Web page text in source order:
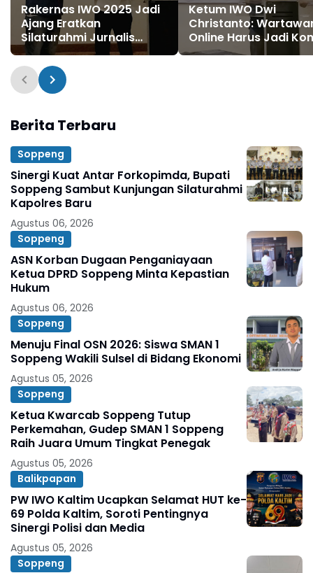
Rakernas IWO 2025 Jadi
Ajang Eratkan
Silaturahmi Jurnalis
Lintas Daerah, Brodin-
Andi Mull Buktikan
Persahabatan 8 Tahun
Ketum IWO Dwi
Christanto:
Online Harus Jadi
Sosial Fundamental
Berita Terbaru
Soppeng
Sinergi Kuat Antar Forkopimda, Bupati
Soppeng Sambut Kunjungan Silaturahmi
Kapolres Baru
Agustus 06, 2026
Soppeng
ASN Korban Dugaan Penganiayaan
Ketua DPRD Soppeng Minta Kepastian
Hukum
Agustus 06, 2026
Soppeng
Menuju Final OSN 2026: Siswa SMAN 1
Soppeng Wakili Sulsel di Bidang Ekonomi
Agustus 05, 2026
Soppeng
Ketua Kwarcab Soppeng Tutup
Perkemahan, Gudep SMAN 1 Soppeng
Raih Juara Umum Tingkat Penegak
Agustus 05, 2026
Balikpapan
PW IWO Kaltim Ucapkan Selamat HUT ke-
69 Polda Kaltim, Soroti Pentingnya
Sinergi Polisi dan Media
Agustus 05, 2026
Soppeng